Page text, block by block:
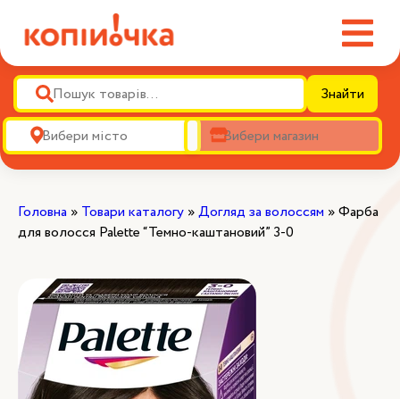
Знайти
Головна » Товари каталогу »Догляд за волоссям »Фарба
для волосся Palette “Темно-каштановий” 3-0